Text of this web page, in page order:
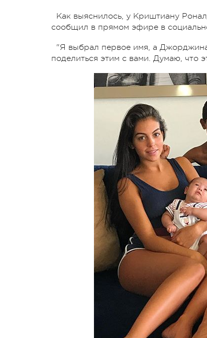
Как выяснилось, у Криштиану
сообщил в прямом эфире в
"Я выбрал первое имя, а
поделиться этим с вами. Думаю, что